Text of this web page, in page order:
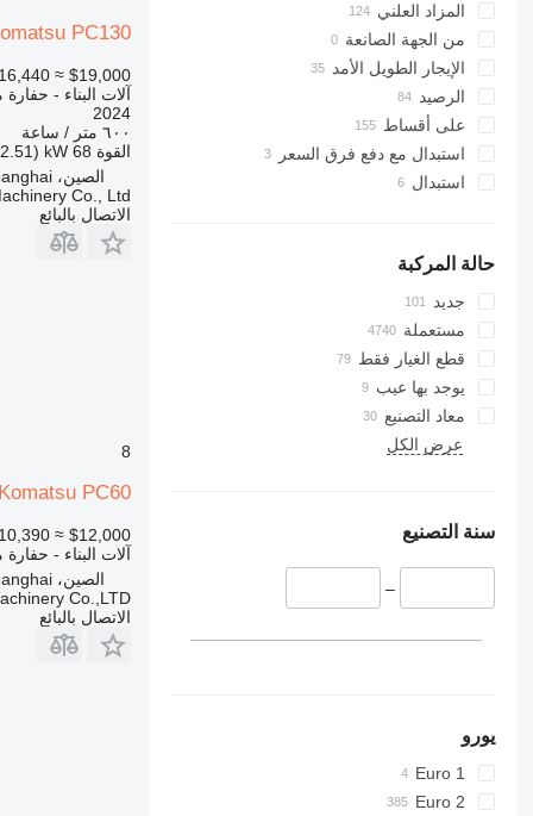
323
324
325
329
330
336
349
365
374
390
395
416
428
432
907
908
CT
JS
JZ
NXT
S-Series
TM
VMT
PC228
PC240
PC270
PC290
PC300
PC340
PC350
PC450
PC490
PC600
PC700
PC850
المزاد العلني
من الجهة الصانعة
الإيجار الطويل الأمد
الرصيد
على أقساط
استبدال مع دفع فرق السعر
استبدال
حالة المركبة
جديد
مستعملة
قطع الغيار فقط
يوجد بها عيب
معاد التصنيع
عرض الكل
سنة التصنيع
–
يورو
Euro 1
Euro 2
PC130
$19,000
≈ €16,440
آلات البناء -
2024
٦٠٠ متر / ساعة
القوة 68 kW (92.51 حصان)
الصين، Shanghai
Co., Ltd
الاتصال بالبائع
8
Komatsu PC60
$12,000
≈ €10,390
آلات البناء -
الصين، Shanghai
Co.,LTD
الاتصال بالبائع